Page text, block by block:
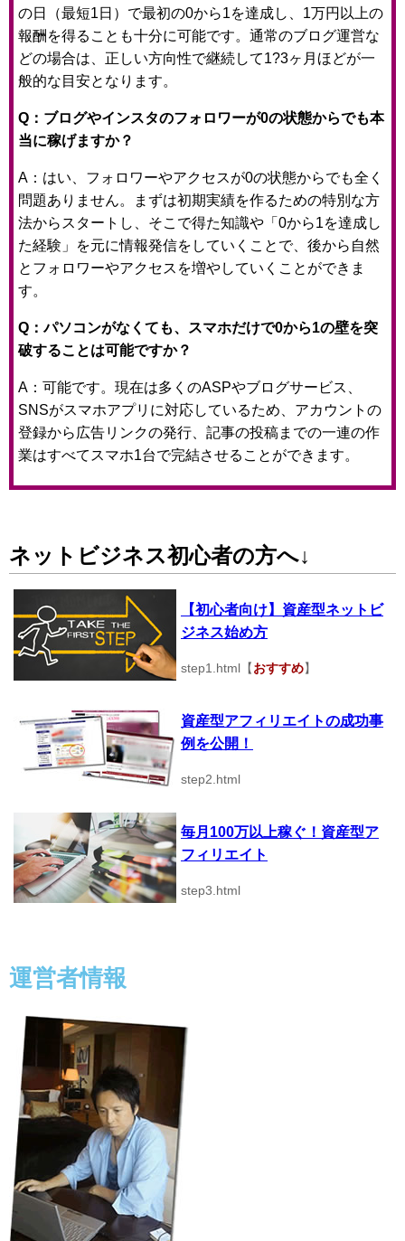
の日（最短1日）で最初の0から1を達成し、1万円以上の
報酬を得ることも十分に可能です。通常のブログ運営な
どの場合は、正しい方向性で継続して1?3ヶ月ほどが一
般的な目安となります。
Q：ブログやインスタのフォロワーが0の状態からでも本
当に稼げますか？
A：はい、フォロワーやアクセスが0の状態からでも全く
問題ありません。まずは初期実績を作るための特別な方
法からスタートし、そこで得た知識や「0から1を達成し
た経験」を元に情報発信をしていくことで、後から自然
とフォロワーやアクセスを増やしていくことができま
す。
Q：パソコンがなくても、スマホだけで0から1の壁を突
破することは可能ですか？
A：可能です。現在は多くのASPやブログサービス、
SNSがスマホアプリに対応しているため、アカウントの
登録から広告リンクの発行、記事の投稿までの一連の作
業はすべてスマホ1台で完結させることができます。
ネットビジネス初心者の方へ↓
【初心者向け】資産型ネットビ
ジネス始め方
step1.html【おすすめ】
資産型アフィリエイトの成功事
例を公開！
step2.html
毎月100万以上稼ぐ！資産型ア
フィリエイト
step3.html
運営者情報